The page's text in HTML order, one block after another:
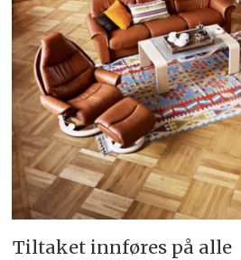
Tiltaket innføres på alle